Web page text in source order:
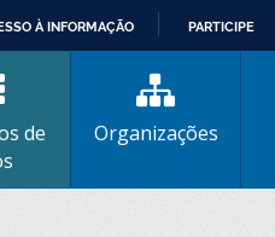
À INFORMAÇÃO PARTICIPE
de
Organizações